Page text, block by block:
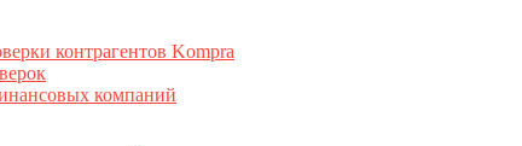
контрагентов Kompra
компаний